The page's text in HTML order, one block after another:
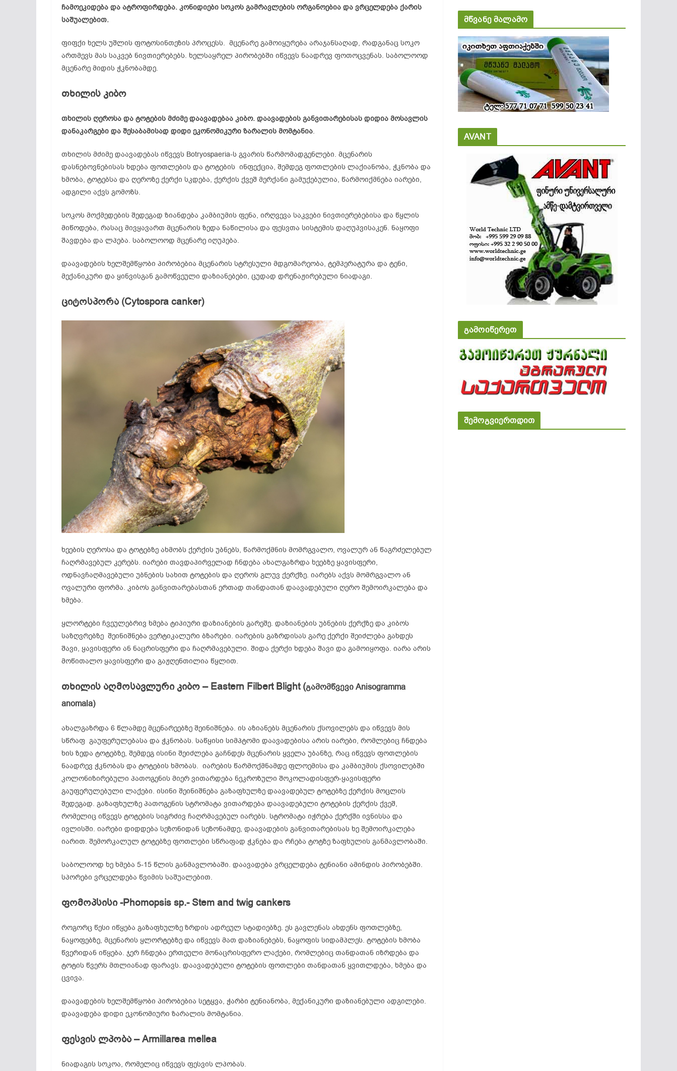
ჩამოეკიდება და ატროფირდება. კონიდიები სოკოს გამრავლების ორგანოებია და ვრცელდება ქარის
საშუალებით.
ფიფქი ხელს უშლის ფოტოსინთეზის პროცესს. მცენარე გამოიყურება არაჯანსაღად, რადგანაც სოკო
ართმევს მას საკვებ ნივთიერებებს. ხელსაყრელ პირობებში იწვევს ნაადრევ ფოთოცვენას. საბოლოოდ
მცენარე მიდის ჭკნობამდე.
თხილის კიბო
თხილის ღეროსა და ტოტების მძიმე დაავადებაა კიბო. დაავადების განვითარებისას დიდია მოსავლის
დანაკარგები და შესაბამისად დიდი ეკონომიკური ზარალის მომტანია.
თხილის მძიმე დაავადებას იწვევს Botryospaeria-ს გვარის წარმომადგენლები. მცენარის
დასნებოვნებისას ხდება ფოთლების და ტოტების ინფექცია, შემდეგ ფოთლების ლაქიანობა, ჭკნობა და
ხმობა, ტოტებსა და ღეროზე ქერქი სკდება, ქერქის ქვეშ მერქანი გამუქებულია, წარმოიქმნება იარები,
ადგილი აქვს გომოზს.
სოკოს მოქმედების შედეგად ზიანდება კამბიუმის ფენა, ირღვევა საკვები ნივთიერებებისა და წყლის
მიწოდება, რასაც მივყავართ მცენარის ზედა ნაწილისა და ფესვთა სისტემის დაღუპვისაკენ. ნაყოფი
შავდება და ლპება. საბოლოოდ მცენარე იღუპება.
დაავადების ხელშემწყობი პირობებია მცენარის სტრესული მდგომარეობა, ტემპერატურა და ტენი,
მექანიკური და ყინვისგან გამოწვეული დაზიანებები, ცუდად დრენაჟირებული ნიადაგი.
ციტოსპორა (Cytospora canker)
ხეების ღეროსა და ტოტებზე ახმობს ქერქის უბნებს, წარმოქმნის მომრგვალო, ოვალურ ან წაგრძელებულ
ჩაღრმავებულ კერებს. იარები თავდაპირველად ჩნდება ახალგაზრდა ხეებზე ყავისფერი,
ოდნავჩაღმავებული უბნების სახით ტოტების და ღეროს გლუვ ქერქზე. იარებს აქვს მომრგვალო ან
ოვალური ფორმა. კიბოს განვითარებასთან ერთად თანდათან დაავადებული ღერო შემოირკალება და
ხმება.
ყლორტები ჩვეულებრივ ხმება ტიპიური დაზიანების გარეშე. დაზიანების უბნების ქერქზე და კიბოს
საზღვრებზე შეინიშნება ვერტიკალური ბზარები. იარების გაზრდისას გარე ქერქი შეიძლება გახდეს
შავი, ყავისფერი ან ნაცრისფერი და ჩაღრმავებული. შიდა ქერქი ხდება შავი და გამოიყოფა. იარა არის
მოწითალო ყავისფერი და გაჟღენთილია წყლით.
თხილის აღმოსავლური კიბო – Eastern Filbert Blight (გამომწვევი Anisogramma
anomala)
ახალგაზრდა 6 წლამდე მცენარეებზე შეინიშნება. ის აზიანებს მცენარის ქსოვილებს და იწვევს მის
სწრაფ გაუფერულებასა და ჭკნობას. საწყისი სიმპტომი დაავადებისა არის იარები, რომლებიც ჩნდება
ხის ზედა ტოტებზე, შემდეგ ისინი შეიძლება გაჩნდეს მცენარის ყველა უბანზე, რაც იწვევს ფოთლების
ნაადრევ ჭკნობას და ტოტების ხმობას. იარების წარმოქმნამდე ფლოემისა და კამბიუმის ქსოვილებში
კოლონიზირებული პათოგენის მიერ ვითარდება ნეკროზული შოკოლადისფერ-ყავისფერი
გაუფერულებული ლაქები. ისინი შეინიშნება გაზაფხულზე დაავადებულ ტოტებზე ქერქის მოცლის
შედეგად. გაზაფხულზე პათოგენის სტრომატა ვითარდება დაავადებული ტოტების ქერქის ქვეშ,
რომელიც იწვევს ტოტების სიგრძივ ჩაღრმავებულ იარებს. სტრომატა იჭრება ქერქში ივნისსა და
ივლისში. იარები დიდდება სეზონიდან სეზონამდე, დაავადების განვითარებისას ხე შემოირკალება
იარით. შემორკალულ ტოტებზე ფოთლები სწრაფად ჭკნება და რჩება ტოტზე ზაფხულის განმავლობაში.
საბოლოოდ ხე ხმება 5-15 წლის განმავლობაში. დაავადება ვრცელდება ტენიანი ამინდის პირობებში.
სპორები ვრცელდება წვიმის საშუალებით.
ფომოპსისი -Phomopsis sp.- Stem and twig cankers
როგორც წესი იწყება გაზაფხულზე ზრდის ადრეულ სტადიებზე. ეს გავლენას ახდენს ფოთლებზე,
ნაყოფებზე, მცენარის ყლორტებზე და იწვევს მათ დაზიანებებს, ნაყოფის სიდამპლეს. ტოტების ხმობა
წვერიდან იწყება. ჯერ ჩნდება ერთეული მონაცრისფერო ლაქები, რომლებიც თანდათან იზრდება და
ტოტის წვერს მთლიანად ფარავს. დაავადებული ტოტების ფოთლები თანდათან ყვითლდება, ხმება და
ცვივა.
დაავადების ხელშემწყობი პირობებია სეტყვა, ჭარბი ტენიანობა, მექანიკური დაზიანებული ადგილები.
დაავადება დიდი ეკონომიური ზარალის მომტანია.
ფესვის ლპობა – Armillarea mellea
ნიადაგის სოკოა, რომელიც იწვევს ფესვის ლპობას.
მწვანე მალამო
AVANT
გამოიწერეთ
შემოგვიერთდით